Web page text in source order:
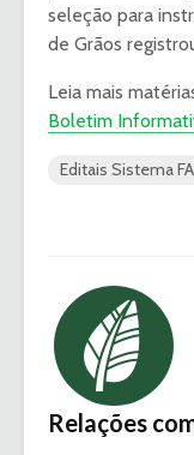
seleção para
de Grãos
Leia mais
Boletim
Editais Sistema
Relações